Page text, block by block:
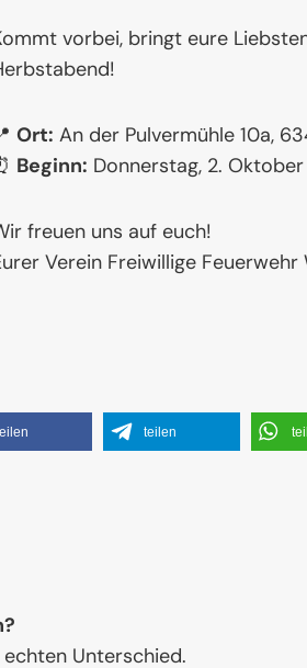
vorbei, bringt eure
Ort: An der Pulvermühle 10a,
Beginn: Donnerstag, 2.
freuen uns auf euch!
Verein Freiwillige Feuerwehr
teilen
Unterschied.